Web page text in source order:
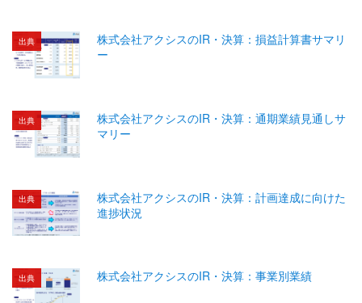
出典
株式会社アクシスのIR・決算：損益計算書サマリ
ー
出典
株式会社アクシスのIR・決算：通期業績見通しサ
マリー
出典
株式会社アクシスのIR・決算：計画達成に向けた
進捗状況
出典 株式会社アクシスのIR・決算：事業別業績